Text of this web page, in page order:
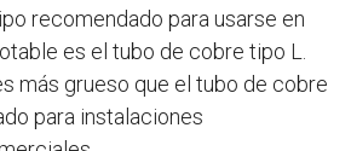
recomendado para usarse en
es el tubo de cobre tipo L.
más grueso que el tubo de cobre
para instalaciones